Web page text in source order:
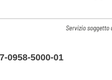
0958-5000-01